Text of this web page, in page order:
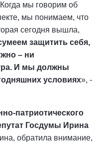
мы говорим об
мы понимаем, что
сегодня вышла,
защитить себя,
– ни
И мы должны
условиях», -
патриотического
Госдумы Ирина
обратила внимание,